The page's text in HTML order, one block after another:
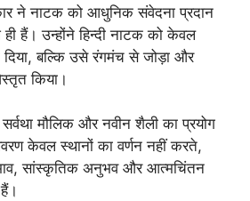
ने नाटक को आधुनिक संवेदना प्रदान
हैं। उन्होंने हिन्दी नाटक को केवल
दिया, बल्कि उसे रंगमंच से जोड़ा और
किया।
सर्वथा मौलिक और नवीन शैली का प्रयोग
केवल स्थानों का वर्णन नहीं करते,
सांस्कृतिक अनुभव और आत्मचिंतन